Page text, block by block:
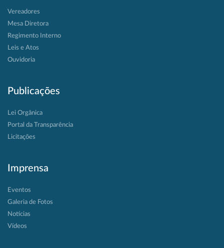
Vereadores
Mesa Diretora
Regimento Interno
Leis e Atos
Ouvidoria
Publicações
Lei Orgânica
Portal da Transparência
Licitações
Imprensa
Eventos
Galeria de Fotos
Notícias
Vídeos